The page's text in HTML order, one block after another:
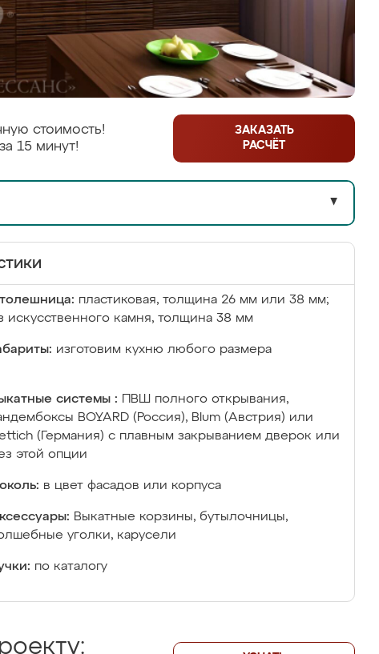
стоимость!
15 минут!
ЗАКАЗАТЬ
РАСЧЁТ
▼
пластиковая, толщина 26 мм или 38 мм;
искусственного камня, толщина 38 мм
изготовим кухню любого размера
системы :
ПВШ полного открывания,
BOYARD (Россия), Blum (Австрия) или
(Германия) с плавным закрыванием дверок или
этой опции
в цвет фасадов или корпуса
Выкатные корзины, бутылочницы,
уголки, карусели
по каталогу